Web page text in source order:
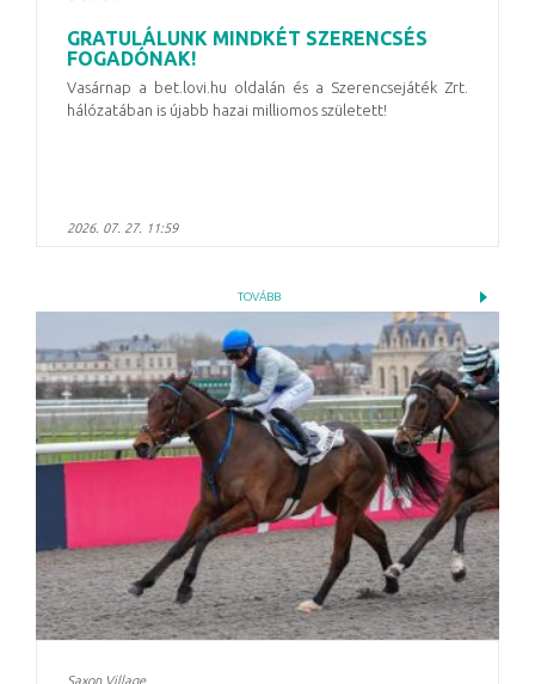
GRATULÁLUNK MINDKÉT SZERENCSÉS
FOGADÓNAK!
Vasárnap a bet.lovi.hu oldalán és a Szerencsejáték Zrt.
hálózatában is újabb hazai milliomos született!
2026. 07. 27. 11:59
TOVÁBB
Saxon Village